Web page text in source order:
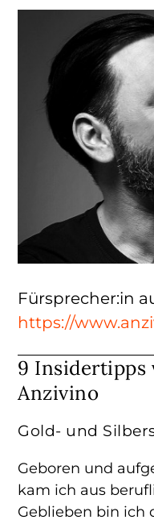
9 Insidertipps
Anzivino
Gold- und
Geboren und
kam ich aus
Geblieben bin ich
Fürsprecher:in
https://